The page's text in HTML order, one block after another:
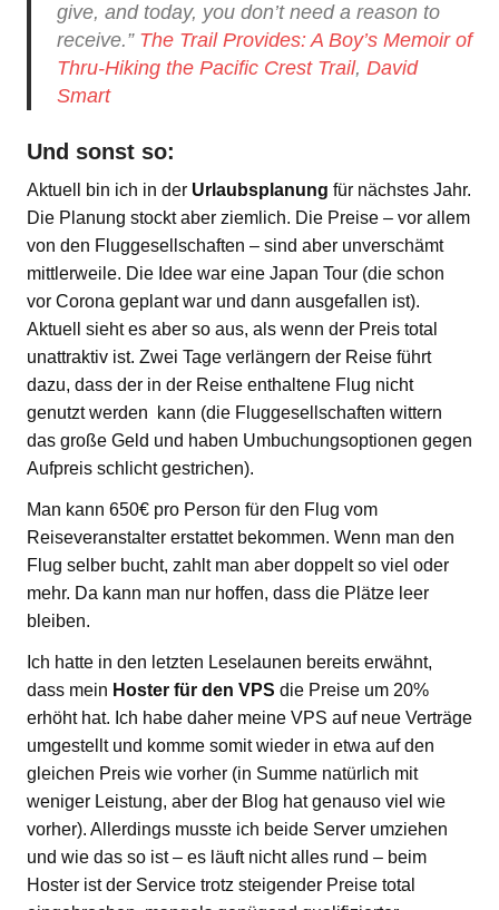
give, and today, you don’t need a reason to
receive.” The Trail Provides: A Boy’s Memoir of
Thru-Hiking the Pacific Crest Trail, David
Smart
Und sonst so:
Aktuell bin ich in der Urlaubsplanung für nächstes Jahr.
Die Planung stockt aber ziemlich. Die Preise – vor allem
von den Fluggesellschaften – sind aber unverschämt
mittlerweile. Die Idee war eine Japan Tour (die schon
vor Corona geplant war und dann ausgefallen ist).
Aktuell sieht es aber so aus, als wenn der Preis total
unattraktiv ist. Zwei Tage verlängern der Reise führt
dazu, dass der in der Reise enthaltene Flug nicht
genutzt werden kann (die Fluggesellschaften wittern
das große Geld und haben Umbuchungsoptionen gegen
Aufpreis schlicht gestrichen).
Man kann 650€ pro Person für den Flug vom
Reiseveranstalter erstattet bekommen. Wenn man den
Flug selber bucht, zahlt man aber doppelt so viel oder
mehr. Da kann man nur hoffen, dass die Plätze leer
bleiben.
Ich hatte in den letzten Leselaunen bereits erwähnt,
dass mein Hoster für den VPS die Preise um 20%
erhöht hat. Ich habe daher meine VPS auf neue Verträge
umgestellt und komme somit wieder in etwa auf den
gleichen Preis wie vorher (in Summe natürlich mit
weniger Leistung, aber der Blog hat genauso viel wie
vorher). Allerdings musste ich beide Server umziehen
und wie das so ist – es läuft nicht alles rund – beim
Hoster ist der Service trotz steigender Preise total